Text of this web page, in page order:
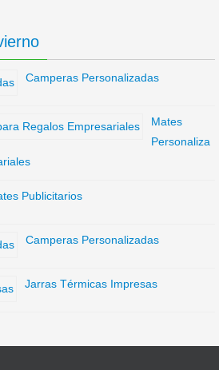
Camperas Personalizadas
Mates
Personaliza
Publicitarios
Camperas Personalizadas
Jarras Térmicas Impresas